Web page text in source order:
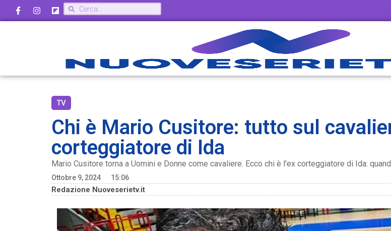
TV
Chi è Mario Cusitore: tutto sul
corteggiatore di Ida
Mario Cusitore torna a Uomini e Donne come cavaliere. Ecco chi è l'ex corteggiatore di Ida:
Ottobre 9, 2024 15:06
Redazione Nuoveserietv.it